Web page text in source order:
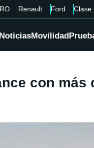
Renault Ford Clase
NoticiasMovilidad
con más